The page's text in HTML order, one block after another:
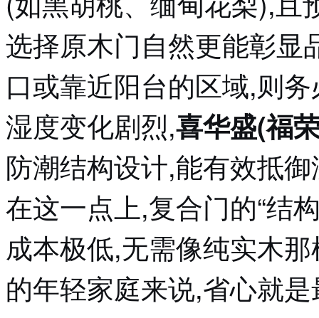
选择原木门自然更能彰显
口或靠近阳台的区域,则
湿度变化剧烈,喜华盛(福
防潮结构设计,能有效抵
在这一点上,复合门的“结
成本极低,无需像纯实木
的年轻家庭来说,省心就